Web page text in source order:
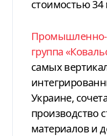
стоимостью 34
Промышленно-
группа
самых
Украине,
производство
материалов и